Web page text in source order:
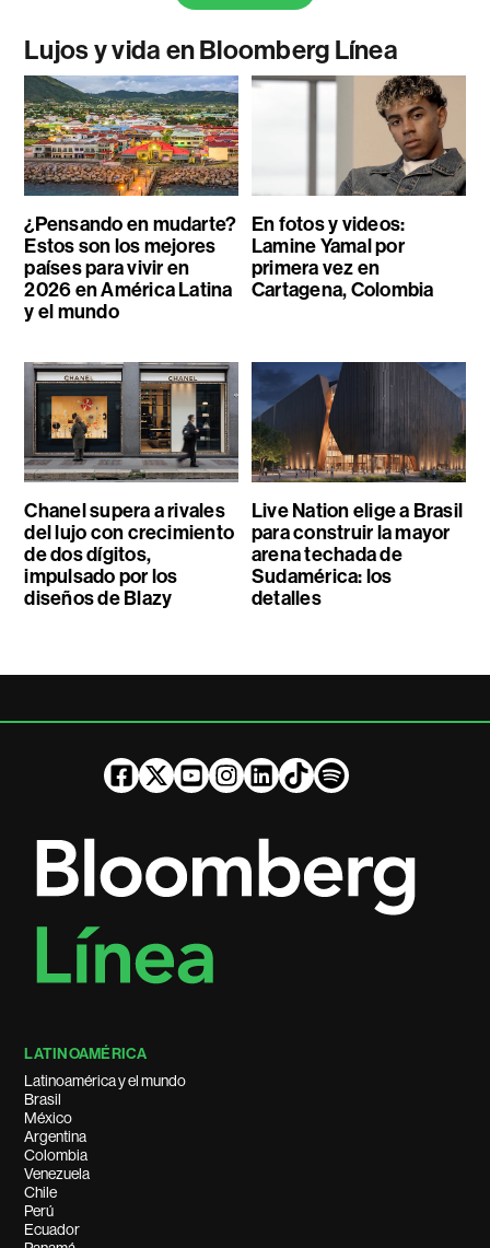
Lujos y vida en Bloomberg Línea
¿Pensando en mudarte?
Estos son los mejores
países para vivir en
2026 en América Latina
y el mundo
En fotos y videos:
Lamine Yamal por
primera vez en
Cartagena, Colombia
Chanel supera a rivales
del lujo con crecimiento
de dos dígitos,
impulsado por los
diseños de Blazy
Live Nation elige a Brasil
para construir la mayor
arena techada de
Sudamérica: los
detalles
LATINOAMÉRICA
Latinoamérica y el mundo
Brasil
México
Argentina
Colombia
Venezuela
Chile
Perú
Ecuador